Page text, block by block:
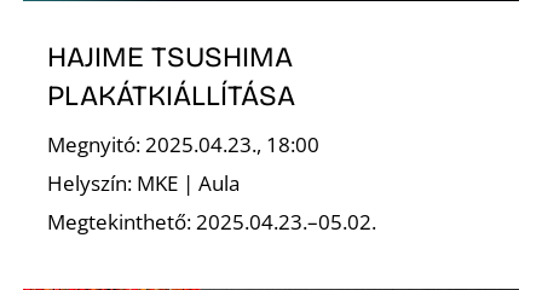
HAJIME TSUSHIMA
PLAKÁTKIÁLLÍTÁSA
Megnyitó: 2025.04.23., 18:00
Helyszín: MKE | Aula
Megtekinthető: 2025.04.23.–05.02.